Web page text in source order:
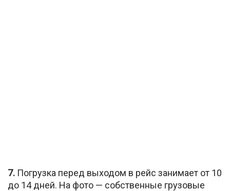
7. Погрузка перед выходом в рейс занимает от 10
до 14 дней. На фото — собственные грузовые